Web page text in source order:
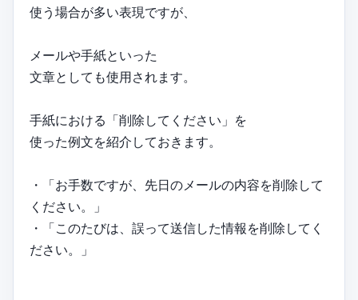
使う場合が多い表現ですが、
メールや手紙といった
文章としても使用されます。
手紙における「削除してください」を
使った例文を紹介しておきます。
・「お手数ですが、先日のメールの内容を削除して
ください。」
・「このたびは、誤って送信した情報を削除してく
ださい。」